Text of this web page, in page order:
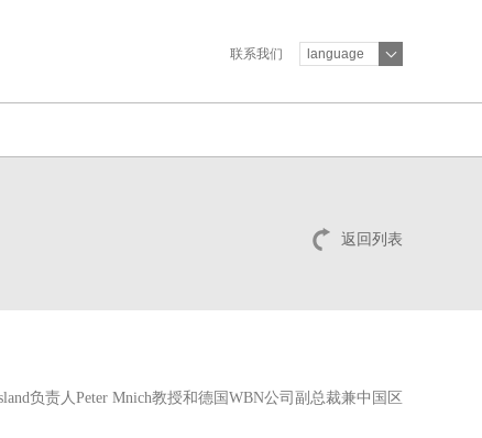
联系我们 language
返回列表
负责人Peter Mnich教授和德国WBN公司副总裁兼中国区